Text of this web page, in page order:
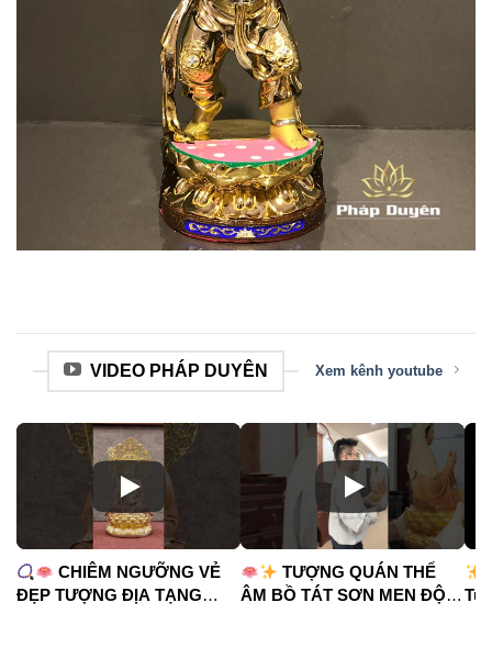
VIDEO PHÁP DUYÊN Xem kênh youtube
CHIÊM NGƯỠNG VẺ
ĐẸP TƯỢNG ĐỊA TẠNG
TƯỢNG QUÁN THẾ
ÂM BỒ TÁT SƠN MEN ĐỘ